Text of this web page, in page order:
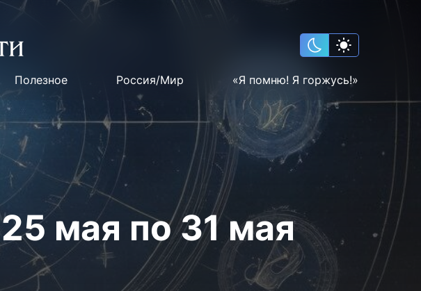
Полезное Россия/Мир «Я помню! Я горжусь!»
мая по 31 мая